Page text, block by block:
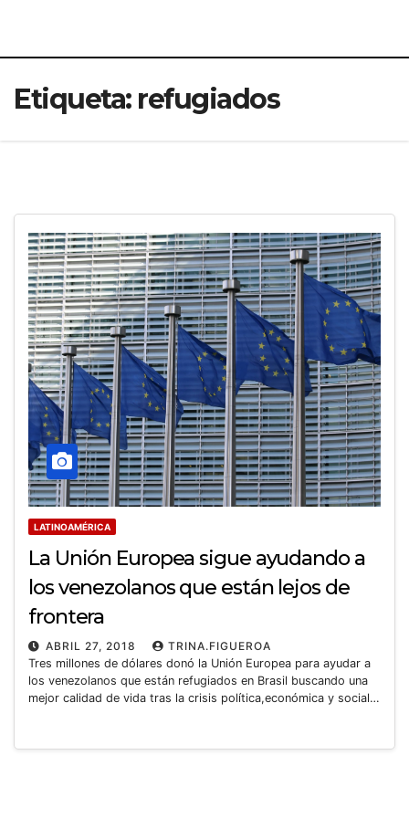
Etiqueta: refugiados
LATINOAMÉRICA
La Unión Europea sigue ayudando a
los venezolanos que están lejos de
frontera
ABRIL 27, 2018
TRINA.FIGUEROA
Tres millones de dólares donó la Unión Europea para ayudar a
los venezolanos que están refugiados en Brasil buscando una
mejor calidad de vida tras la crisis política,económica y social…